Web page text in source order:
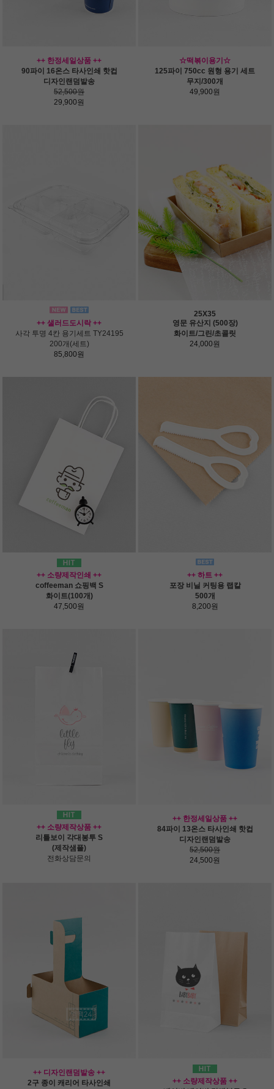
++ 한정세일상품 ++
90파이 16온스 타사인쇄 핫컵
디자인랜덤발송
52,500원
29,900원
☆떡볶이용기☆
125파이 750cc 원형 용기 세트
무지/300개
49,900원
++ 샐러드도시락 ++
사각 투명 4칸 용기세트 TY24195
200개(세트)
85,800원
25X35
영문 유산지 (500장)
화이트/그린/초콜릿
24,000원
++ 소량제작인쇄 ++
coffeeman 쇼핑백 S
화이트(100개)
47,500원
++ 하트 ++
포장 비닐 커팅용 랩칼
500개
8,200원
++ 소량제작상품 ++
리틀보이 각대봉투 S
(제작샘플)
전화상담문의
++ 한정세일상품 ++
84파이 13온스 타사인쇄 핫컵
디자인랜덤발송
52,500원
24,500원
++ 디자인랜덤발송 ++
2구 종이 캐리어 타사인쇄
++ 소량제작상품 ++